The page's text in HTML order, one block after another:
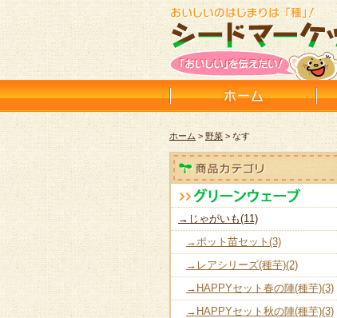
ホーム>野菜 > なす
→じゃがいも(11)
→ポット苗セット(3)
→レアシリーズ(種芋)(2)
→HAPPYセット春の陣(種芋)(3)
→HAPPYセット秋の陣(種芋)(3)